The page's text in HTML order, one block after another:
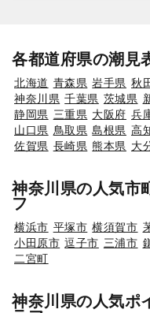
各都道府県の潮見
北海道 青森県 岩手県 秋
神奈川県 千葉県 茨城県
静岡県 三重県 大阪府 兵
山口県 鳥取県 島根県 高
佐賀県 長崎県 熊本県 大
神奈川県の人気市
フ
横浜市 平塚市 横須賀市
小田原市 逗子市 三浦市
二宮町
神奈川県の人気ポ